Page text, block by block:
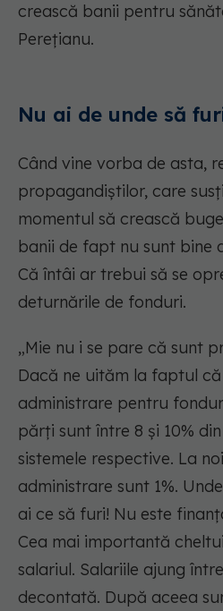
crească banii pentru
Perețianu.
Nu ai de unde să
Când vine vorba de asta,
propagandiștilor, care
momentul să crească
banii de fapt nu sunt bine
Că întâi ar trebui să se
deturnările de fonduri.
„Mie nu i se pare că sunt
Dacă ne uităm la faptul
administrare pentru
părți sunt între 8 și 10%
sistemele respective. La
administrare sunt 1%.
ai ce să furi! Nu este
Cea mai importantă
salariul. Salariile ajung
decontată. După aceea